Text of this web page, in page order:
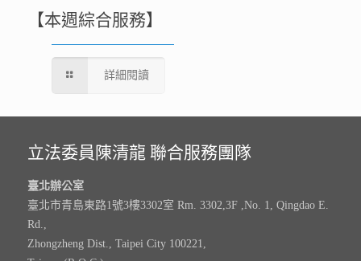
【本週綜合服務】
詳細閱讀
立法委員陳清龍 聯合服務團隊
臺北辦公室
臺北市青島東路1號3樓3302室 Rm. 3302,3F ,No. 1, Qingdao E.
Rd.,
Zhongzheng Dist., Taipei City 100221,